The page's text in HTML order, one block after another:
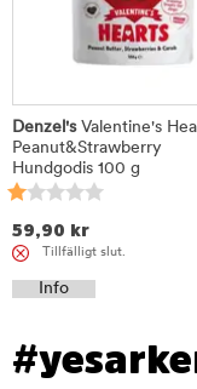
Denzel'sValentine's
Peanut&Strawberry
Hundgodis 100 g
59,90 kr
Tillfälligt slut.
Info